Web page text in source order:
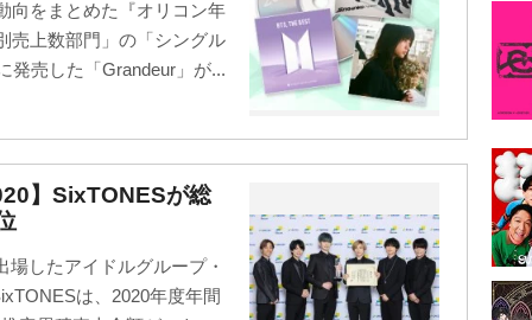
をまとめた『オリコン年
売上数部門」の「シングル
発売した「Grandeur」が...
】SixTONESが総
したアイドルグループ・
は、2020年度年間